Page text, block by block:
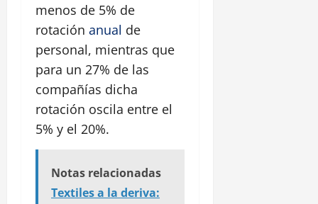
menos de 5% de
rotación anual de
personal, mientras que
para un 27% de las
compañías dicha
rotación oscila entre el
5% y el 20%.
Notas relacionadas
Textiles a la deriva: